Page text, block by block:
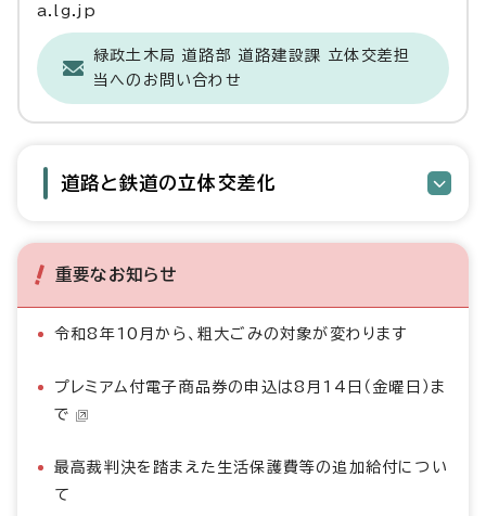
a.lg.jp
緑政土木局 道路部 道路建設課 立体交差担
当へのお問い合わせ
道路と鉄道の立体交差化
重要なお知らせ
令和8年10月から、粗大ごみの対象が変わります
プレミアム付電子商品券の申込は8月14日（金曜日）ま
で
最高裁判決を踏まえた生活保護費等の追加給付につい
て